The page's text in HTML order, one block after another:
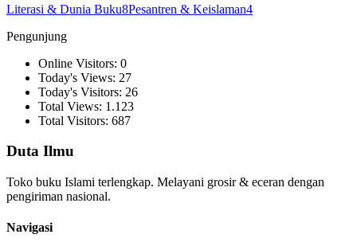
Literasi & Dunia Buku8Pesantren & Keislaman4
Pengunjung
Online Visitors: 0
Today's Views: 27
Today's Visitors: 26
Total Views: 1.123
Total Visitors: 687
Duta Ilmu
Toko buku Islami terlengkap. Melayani grosir & eceran dengan
pengiriman nasional.
Navigasi